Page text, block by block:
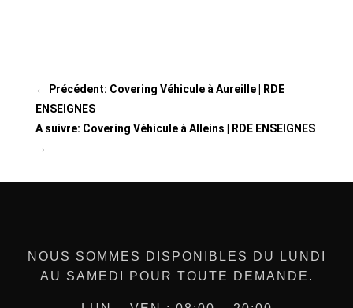
← Précédent: Covering Véhicule à Aureille | RDE
ENSEIGNES
A suivre: Covering Véhicule à Alleins | RDE ENSEIGNES
→
NOUS SOMMES DISPONIBLES DU LUNDI
AU SAMEDI POUR TOUTE DEMANDE.